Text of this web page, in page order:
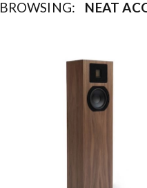
BROWSING: NEAT